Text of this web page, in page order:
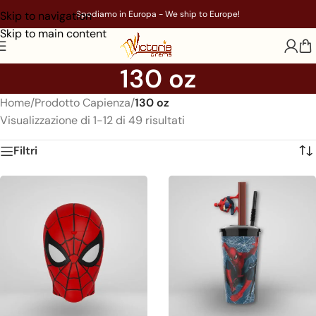
Skip to navigation
Skip to main content
Spediamo in Europa - We ship to Europe!
130 oz
Home/Prodotto Capienza/130 oz
Visualizzazione di 1-12 di 49 risultati
Filtri